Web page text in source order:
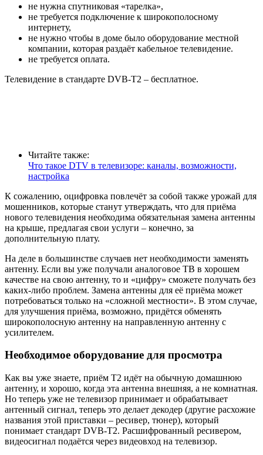
не нужна спутниковая «тарелка»,
не требуется подключение к широкополосному
интернету,
не нужно чтобы в доме было оборудование местной
компании, которая раздаёт кабельное телевидение.
не требуется оплата.
Телевидение в стандарте DVB-T2 – бесплатное.
Читайте также:
Что такое DTV в телевизоре: каналы, возможности,
настройка
К сожалению, оцифровка повлечёт за собой также урожай для
мошенников, которые станут утверждать, что для приёма
нового телевидения необходима обязательная замена антенны
на крыше, предлагая свои услуги – конечно, за
дополнительную плату.
На деле в большинстве случаев нет необходимости заменять
антенну. Если вы уже получали аналоговое ТВ в хорошем
качестве на свою антенну, то и «цифру» сможете получать без
каких-либо проблем. Замена антенны для её приёма может
потребоваться только на «сложной местности». В этом случае,
для улучшения приёма, возможно, придётся обменять
широкополосную антенну на направленную антенну с
усилителем.
Необходимое оборудование для просмотра
Как вы уже знаете, приём Т2 идёт на обычную домашнюю
антенну, и хорошо, когда эта антенна внешняя, а не комнатная.
Но теперь уже не телевизор принимает и обрабатывает
антенный сигнал, теперь это делает декодер (другие расхожие
названия этой приставки – ресивер, тюнер), который
понимает стандарт DVB-T2. Расшифрованный ресивером,
видеосигнал подаётся через видеовход на телевизор.